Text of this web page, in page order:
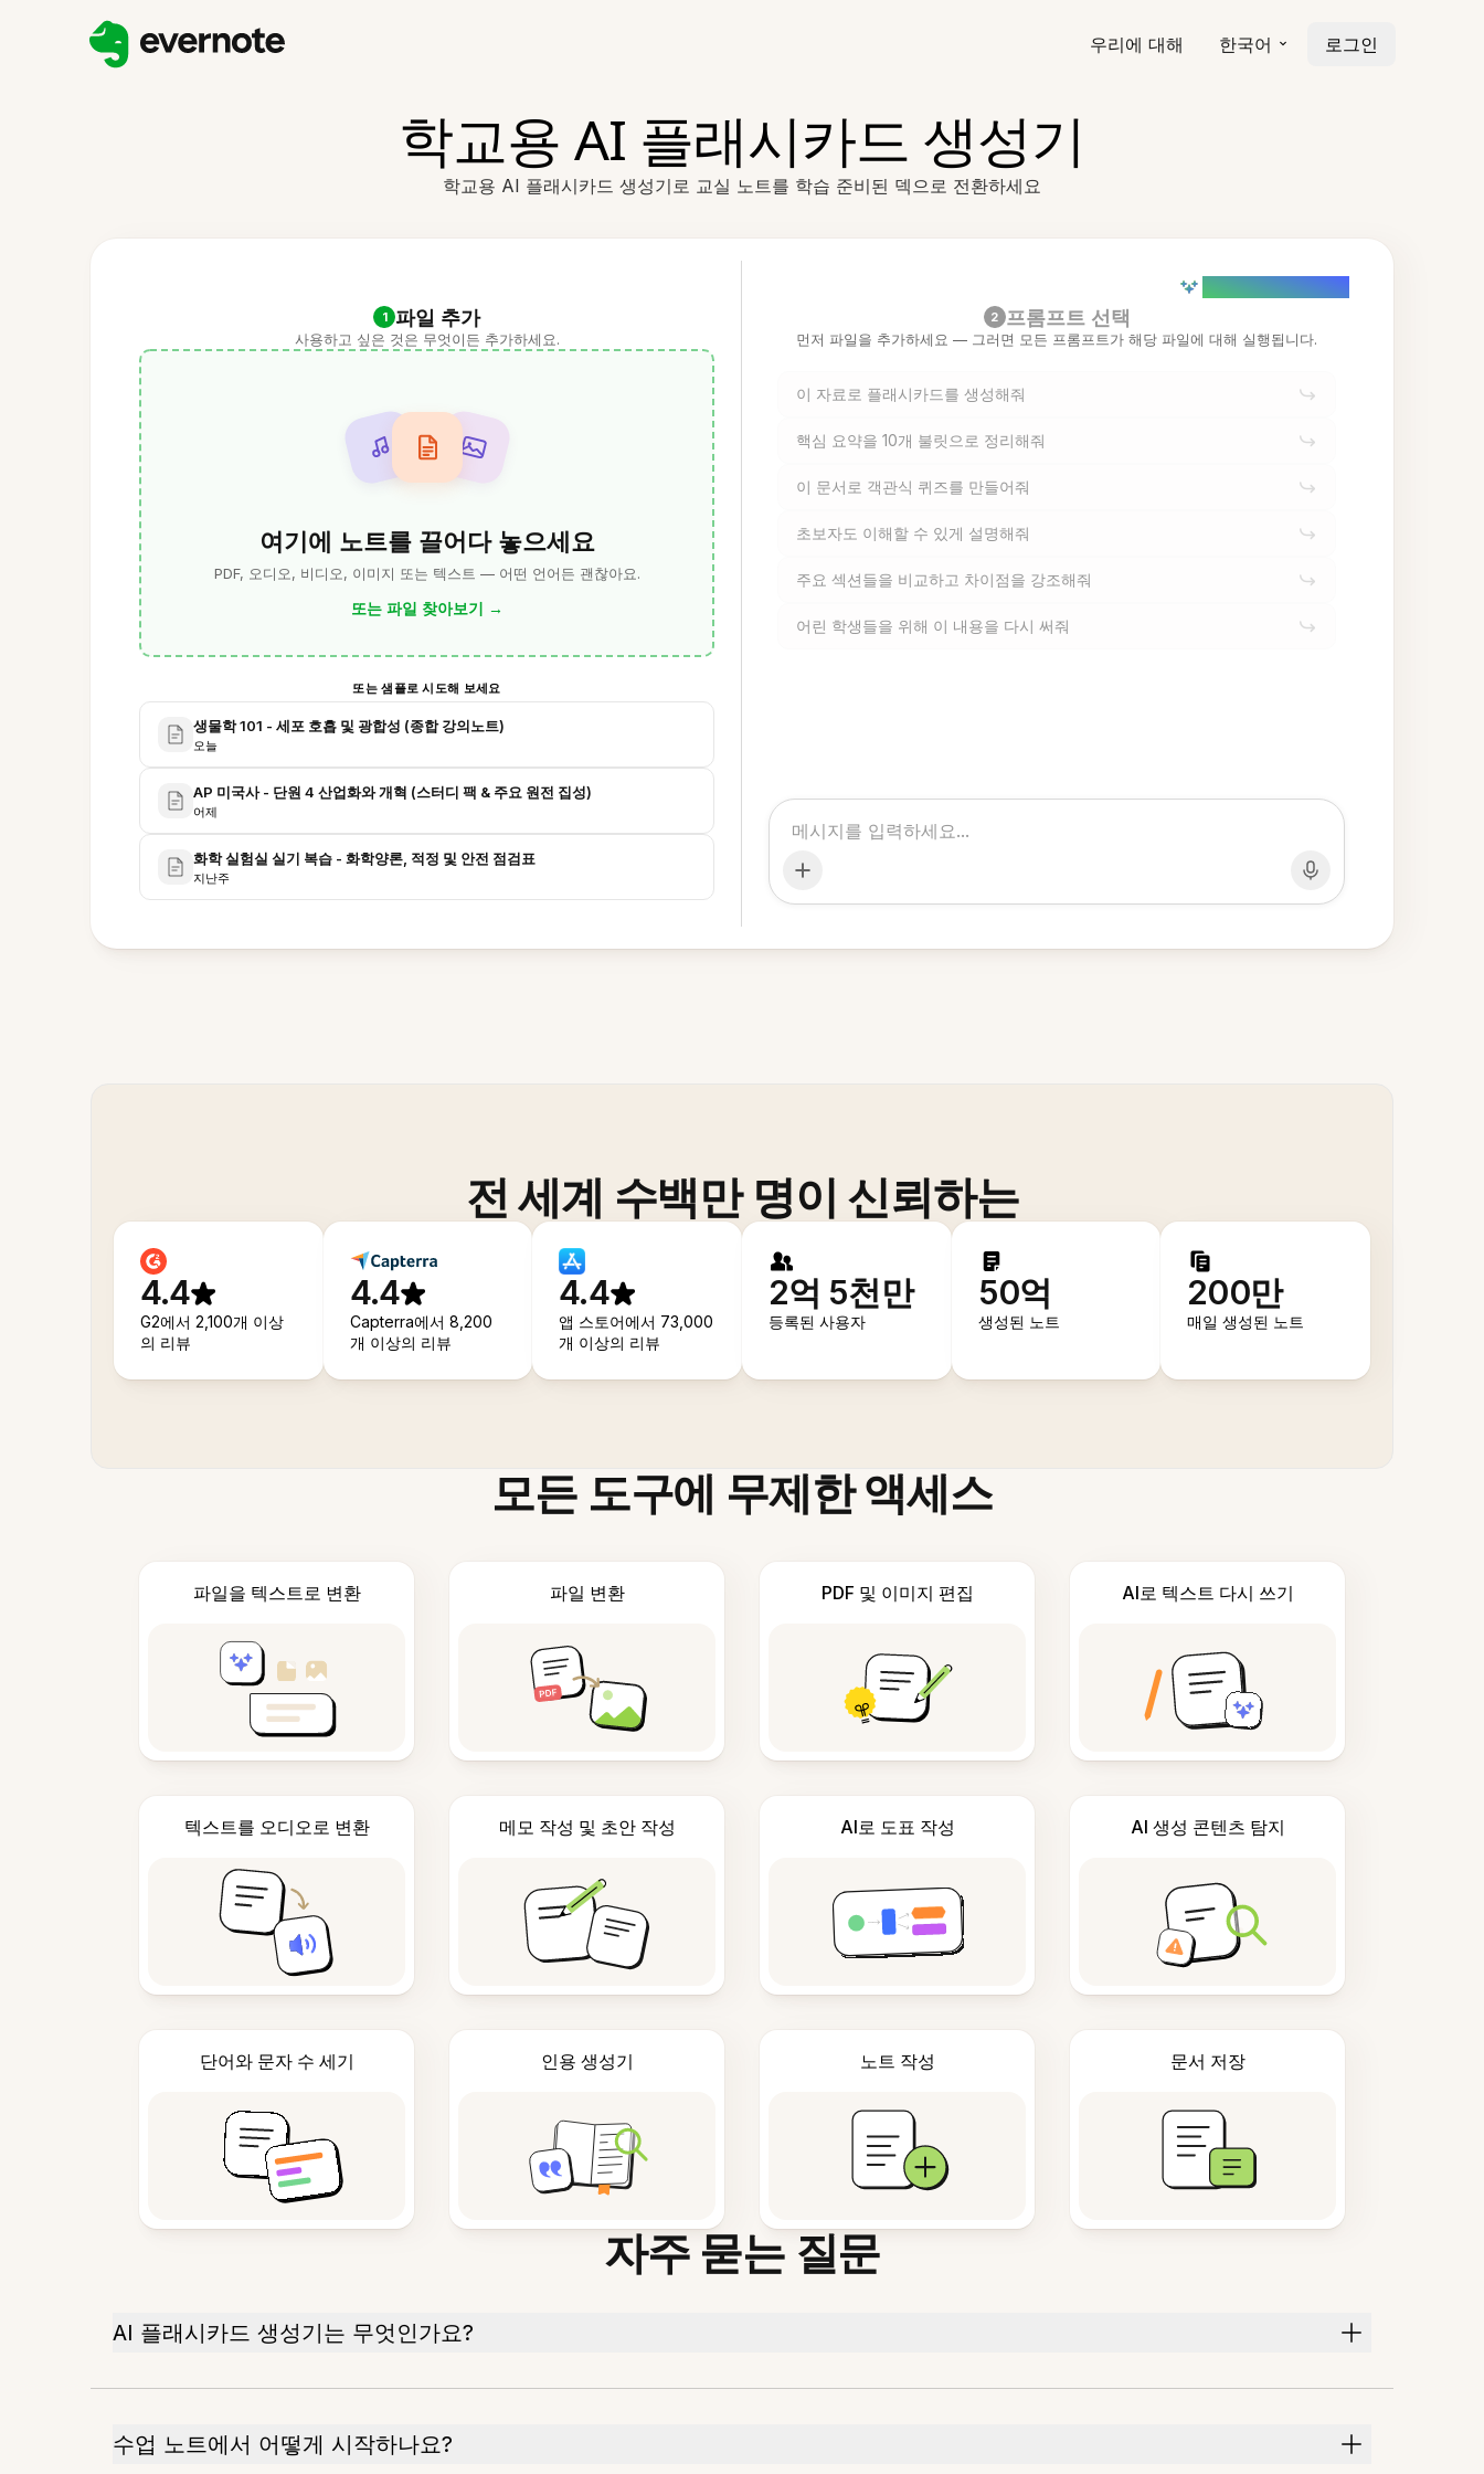
우리에 대해 한국어 로그인
학교용 AI 플래시카드 생성기
학교용 AI 플래시카드 생성기로 교실 노트를 학습 준비된 덱으로 전환하세요
1 파일 추가
사용하고 싶은 것은 무엇이든 추가하세요.
여기에 노트를 끌어다 놓으세요
PDF, 오디오, 비디오, 이미지 또는 텍스트 — 어떤 언어든 괜찮아요.
또는 파일 찾아보기 →
또는 샘플로 시도해 보세요
생물학 101 - 세포 호흡 및 광합성 (종합 강의노트)
오늘
AP 미국사 - 단원 4 산업화와 개혁 (스터디 팩 & 주요 원전 집성)
어제
화학 실험실 실기 복습 - 화학양론, 적정 및 안전 점검표
지난주
2 프롬프트 선택
먼저 파일을 추가하세요 — 그러면 모든 프롬프트가 해당 파일에 대해 실행됩니다.
이 자료로 플래시카드를 생성해줘
핵심 요약을 10개 불릿으로 정리해줘
이 문서로 객관식 퀴즈를 만들어줘
초보자도 이해할 수 있게 설명해줘
주요 섹션들을 비교하고 차이점을 강조해줘
어린 학생들을 위해 이 내용을 다시 써줘
전 세계 수백만 명이 신뢰하는
4.4
G2에서 2,100개 이상
의 리뷰
4.4
Capterra에서 8,200
개 이상의 리뷰
4.4
앱 스토어에서 73,000
개 이상의 리뷰
2억 5천만
등록된 사용자
50억
생성된 노트
200만
매일 생성된 노트
모든 도구에 무제한 액세스
파일을 텍스트로 변환 파일 변환 PDF 및 이미지 편집 AI로 텍스트 다시 쓰기
텍스트를 오디오로 변환 메모 작성 및 초안 작성 AI로 도표 작성 AI 생성 콘텐츠 탐지
단어와 문자 수 세기 인용 생성기 노트 작성 문서 저장
자주 묻는 질문
AI 플래시카드 생성기는 무엇인가요?
수업 노트에서 어떻게 시작하나요?